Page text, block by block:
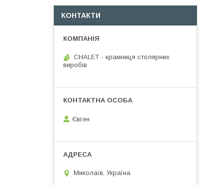
КОНТАКТИ
CHALET - крамниця столярних
виробів
Євген
Миколаїв, Україна